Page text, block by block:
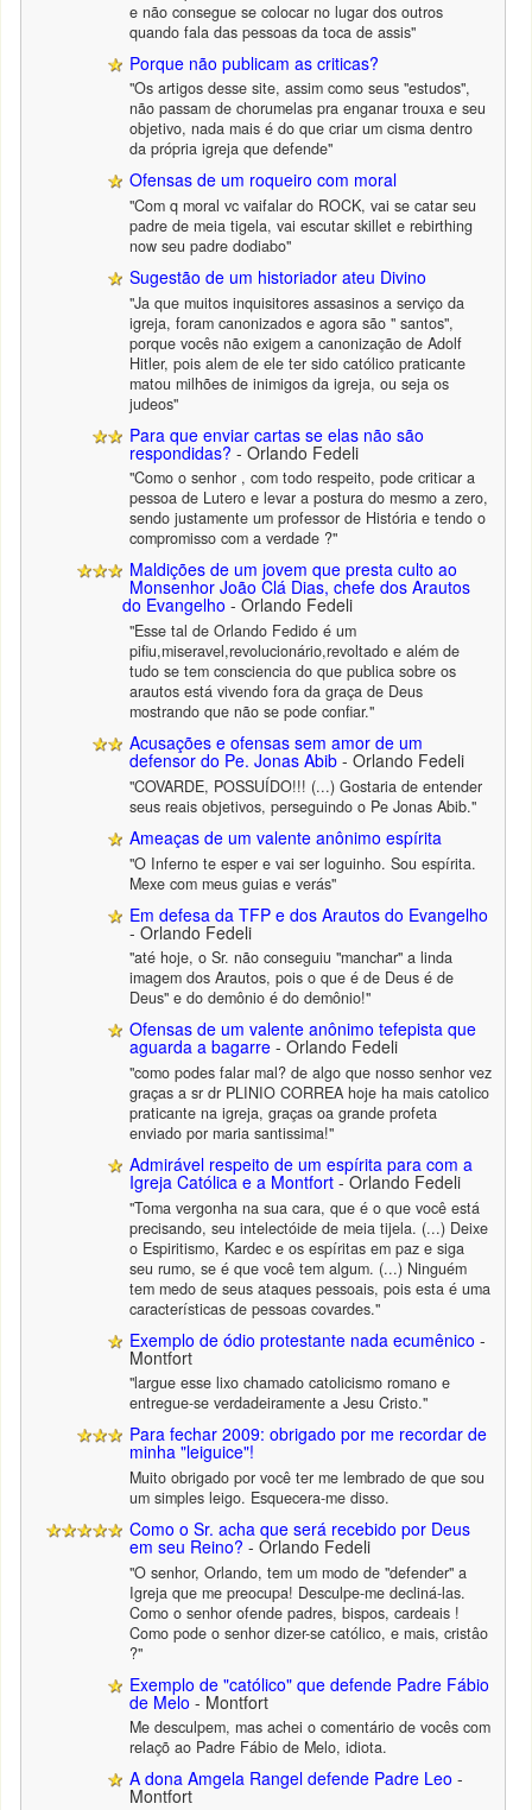
e não consegue se colocar no lugar dos outros
quando fala das pessoas da toca de assis"
Porque não publicam as criticas?
"Os artigos desse site, assim como seus "estudos",
não passam de chorumelas pra enganar trouxa e seu
objetivo, nada mais é do que criar um cisma dentro
da própria igreja que defende"
Ofensas de um roqueiro com moral
"Com q moral vc vaifalar do ROCK, vai se catar seu
padre de meia tigela, vai escutar skillet e rebirthing
now seu padre dodiabo"
Sugestão de um historiador ateu Divino
"Ja que muitos inquisitores assasinos a serviço da
igreja, foram canonizados e agora são " santos",
porque vocês não exigem a canonização de Adolf
Hitler, pois alem de ele ter sido católico praticante
matou milhões de inimigos da igreja, ou seja os
judeos"
Para que enviar cartas se elas não são
respondidas? - Orlando Fedeli
"Como o senhor , com todo respeito, pode criticar a
pessoa de Lutero e levar a postura do mesmo a zero,
sendo justamente um professor de História e tendo o
compromisso com a verdade ?"
Maldições de um jovem que presta culto ao
Monsenhor João Clá Dias, chefe dos Arautos
do Evangelho - Orlando Fedeli
"Esse tal de Orlando Fedido é um
pifiu,miseravel,revolucionário,revoltado e além de
tudo se tem consciencia do que publica sobre os
arautos está vivendo fora da graça de Deus
mostrando que não se pode confiar."
Acusações e ofensas sem amor de um
defensor do Pe. Jonas Abib - Orlando Fedeli
"COVARDE, POSSUÍDO!!! (...) Gostaria de entender
seus reais objetivos, perseguindo o Pe Jonas Abib."
Ameaças de um valente anônimo espírita
"O Inferno te esper e vai ser loguinho. Sou espírita.
Mexe com meus guias e verás"
Em defesa da TFP e dos Arautos do Evangelho
- Orlando Fedeli
"até hoje, o Sr. não conseguiu "manchar" a linda
imagem dos Arautos, pois o que é de Deus é de
Deus" e do demônio é do demônio!"
Ofensas de um valente anônimo tefepista que
aguarda a bagarre - Orlando Fedeli
"como podes falar mal? de algo que nosso senhor vez
graças a sr dr PLINIO CORREA hoje ha mais catolico
praticante na igreja, graças oa grande profeta
enviado por maria santissima!"
Admirável respeito de um espírita para com a
Igreja Católica e a Montfort - Orlando Fedeli
"Toma vergonha na sua cara, que é o que você está
precisando, seu intelectóide de meia tijela. (...) Deixe
o Espiritismo, Kardec e os espíritas em paz e siga
seu rumo, se é que você tem algum. (...) Ninguém
tem medo de seus ataques pessoais, pois esta é uma
características de pessoas covardes."
Exemplo de ódio protestante nada ecumênico -
Montfort
"largue esse lixo chamado catolicismo romano e
entregue-se verdadeiramente a Jesu Cristo."
Para fechar 2009: obrigado por me recordar de
minha "leiguice"!
Muito obrigado por você ter me lembrado de que sou
um simples leigo. Esquecera-me disso.
Como o Sr. acha que será recebido por Deus
em seu Reino? - Orlando Fedeli
"O senhor, Orlando, tem um modo de "defender" a
Igreja que me preocupa! Desculpe-me decliná-las.
Como o senhor ofende padres, bispos, cardeais !
Como pode o senhor dizer-se católico, e mais, cristâo
?"
Exemplo de "católico" que defende Padre Fábio
de Melo - Montfort
Me desculpem, mas achei o comentário de vocês com
relaçõ ao Padre Fábio de Melo, idiota.
A dona Amgela Rangel defende Padre Leo -
Montfort